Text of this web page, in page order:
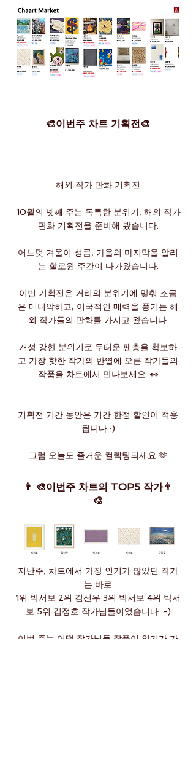
🎨이번주 차트 기획전🎨
해외 작가 판화 기획전
10월의 넷째 주는 독특한 분위기, 해외 작가
판화 기획전을 준비해 봤습니다.
어느덧 겨울이 성큼, 가을의 마지막을 알리
는 할로윈 주간이 다가왔습니다.
이번 기획전은 거리의 분위기에 맞춰 조금
은 매니악하고, 이국적인 매력을 풍기는 해
외 작가들의 판화를 가지고 왔습니다.
개성 강한 분위기로 두터운 팬층을 확보하
고 가장 핫한 작가의 반열에 오른 작가들의
작품을 차트에서 만나보세요. 👀
기획전 기간 동안은 기간 한정 할인이 적용
됩니다 :)
그럼 오늘도 즐거운 컬렉팅되세요 🫶
​👨 🎨이번주 차트의 TOP5 작가👨
🎨
지난주, 차트에서 가장 인기가 많았던 작가
는 바로
1위 박서보 2위 김선우 3위 박서보 4위 박서
보 5위 김정호 작가님들이었습니다 :-)
이번 주는 어떤 작가님들 작품이 인기가 가